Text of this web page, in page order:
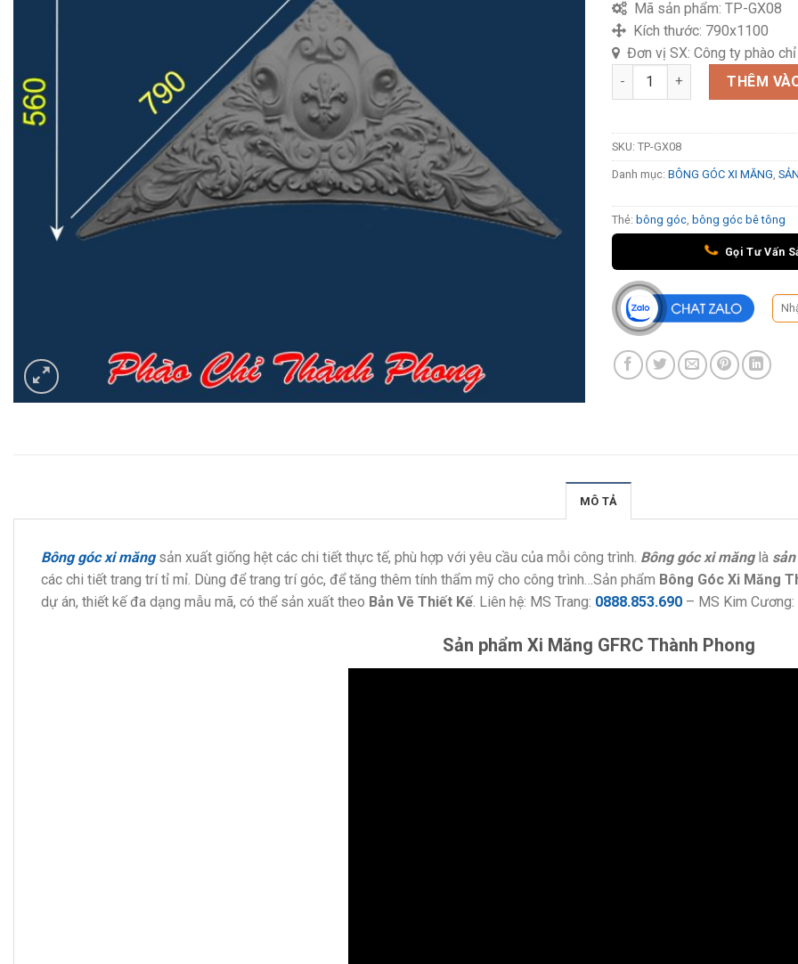
Mã sản phẩm: TP-GX08
Kích thước: 790x1100
Đơn vị SX: Công ty phào
Bông góc xi măng TP-GX08 số
THÊM
SKU: TP-GX08
Danh mục: BÔNG GÓC XI MĂNG
Thẻ: bông góc bông góc bê tông
Gọi Tư Vấn
MÔ TẢ
Bông góc xi măngsản xuất giống hệt các chi tiết thực tế, phù hợp với yêu cầu của mỗi công trình. Bông góc xi mănglà
các chi tiết trang trí tỉ mỉ. Dùng để trang trí góc, để tăng thêm tính thẩm mỹ cho công trình…Sản phẩm Bông Góc Xi Măng
dự án, thiết kế đa dạng mẫu mã, có thể sản xuất theo Bản Vẽ Thiết Kế. Liên hệ: MS Trang: 0888.853.690 – MS Kim Cương:
Sản phẩm Xi Măng GFRC Thành Phong